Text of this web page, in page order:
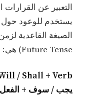
التعبير عن القرارات
يستخدم للوعود
Future Tense) هي:
/ Shall + Verb
يجب / سوف + الفعل